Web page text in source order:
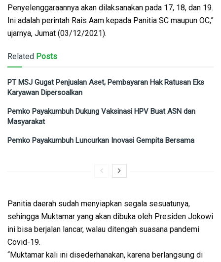
Penyelenggaraannya akan dilaksanakan pada 17, 18, dan 19.
Ini adalah perintah Rais Aam kepada Panitia SC maupun OC,”
ujarnya, Jumat (03/12/2021).
Related Posts
PT MSJ Gugat Penjualan Aset, Pembayaran Hak Ratusan Eks
Karyawan Dipersoalkan
Pemko Payakumbuh Dukung Vaksinasi HPV Buat ASN dan
Masyarakat
Pemko Payakumbuh Luncurkan Inovasi Gempita Bersama
Panitia daerah sudah menyiapkan segala sesuatunya,
sehingga Muktamar yang akan dibuka oleh Presiden Jokowi
ini bisa berjalan lancar, walau ditengah suasana pandemi
Covid-19.
“Muktamar kali ini disederhanakan, karena berlangsung di